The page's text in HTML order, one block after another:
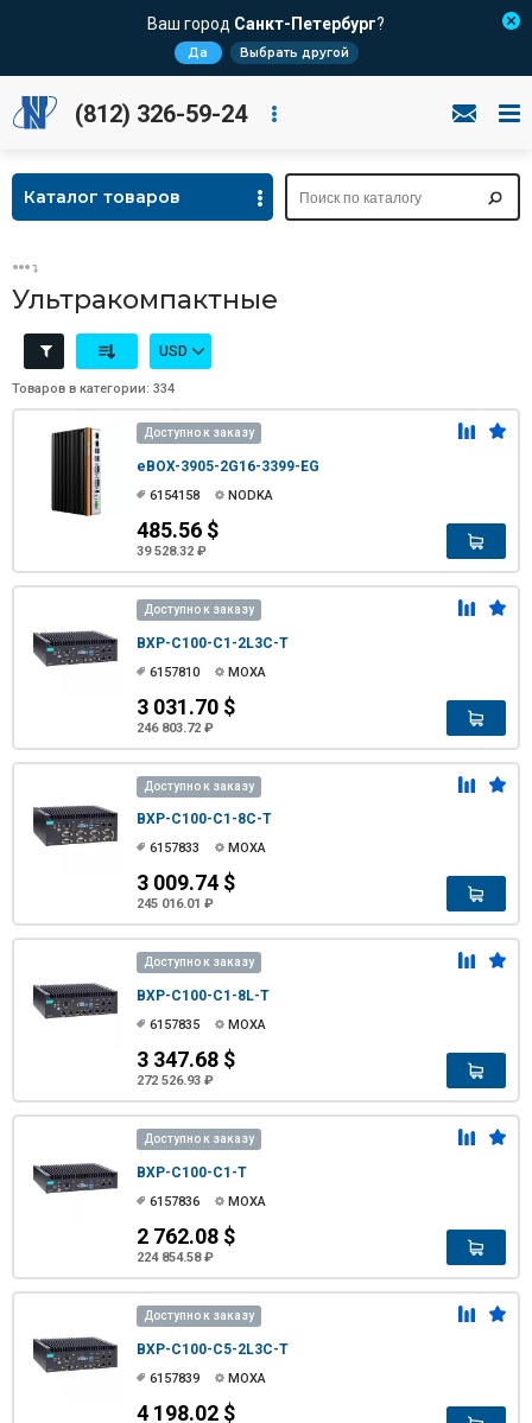
Ваш город Санкт-Петербург?
Да Выбрать другой
(812) 326-59-24
Каталог товаров
Ультракомпактные
USD
Товаров в категории: 334
Доступно к заказу
eBOX-3905-2G16-3399-EG
6154158 NODKA
485.56 $
39 528.32 ₽
Доступно к заказу
BXP-C100-C1-2L3C-T
6157810 MOXA
3 031.70 $
246 803.72 ₽
Доступно к заказу
BXP-C100-C1-8C-T
6157833 MOXA
3 009.74 $
245 016.01 ₽
Доступно к заказу
BXP-C100-C1-8L-T
6157835 MOXA
3 347.68 $
272 526.93 ₽
Доступно к заказу
BXP-C100-C1-T
6157836 MOXA
2 762.08 $
224 854.58 ₽
Доступно к заказу
BXP-C100-C5-2L3C-T
6157839 MOXA
4 198.02 $